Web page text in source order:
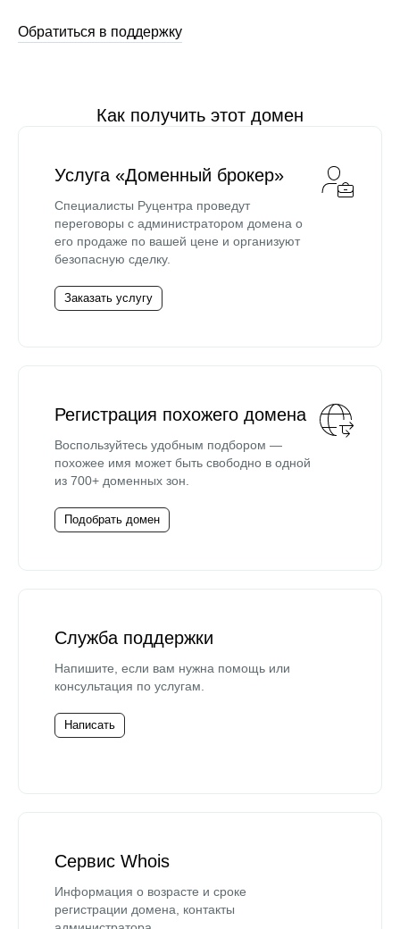
Обратиться в поддержку
Как получить этот домен
Услуга «Доменный брокер»
Специалисты Руцентра проведут
переговоры с администратором домена о
его продаже по вашей цене и организуют
безопасную сделку.
Заказать услугу
Регистрация похожего домена
Воспользуйтесь удобным подбором —
похожее имя может быть свободно в одной
из 700+ доменных зон.
Подобрать домен
Служба поддержки
Напишите, если вам нужна помощь или
консультация по услугам.
Написать
Сервис Whois
Информация о возрасте и сроке
регистрации домена, контакты